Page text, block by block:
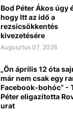
Bod Péter Ákos úgy
hogy Itt az idő a
rezsicsökkentés
kivezetésére
Augusztus 07, 2026
„Ön április 12 óta
már nem csak egy
Facebook-bohóc” -
Péter eligazította
urat